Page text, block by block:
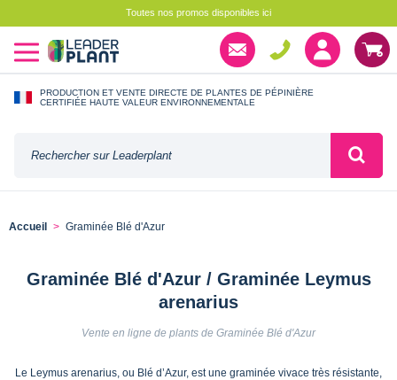
Toutes nos promos disponibles ici
PRODUCTION ET VENTE DIRECTE DE PLANTES DE PÉPINIÈRE
CERTIFIÉE HAUTE VALEUR ENVIRONNEMENTALE
Accueil Graminée Blé d'Azur
Graminée Blé d'Azur / Graminée Leymus
arenarius
Vente en ligne de plants de Graminée Blé d'Azur
Le Leymus arenarius, ou Blé d’Azur, est une graminée vivace très résistante,